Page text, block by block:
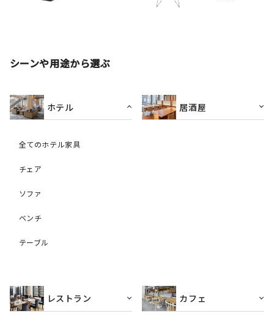
シーンや用途から選ぶ
ホテル
全てのホテル家具
チェア
ソファ
ベンチ
テーブル
居酒屋
レストラン カフェ